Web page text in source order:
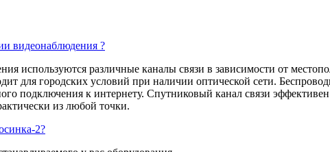
видеонаблюдения ?
используются различные каналы связи в зависимости от
для городских условий при наличии оптической сети.
подключения к интернету. Спутниковый канал связи
из любой точки.
2?